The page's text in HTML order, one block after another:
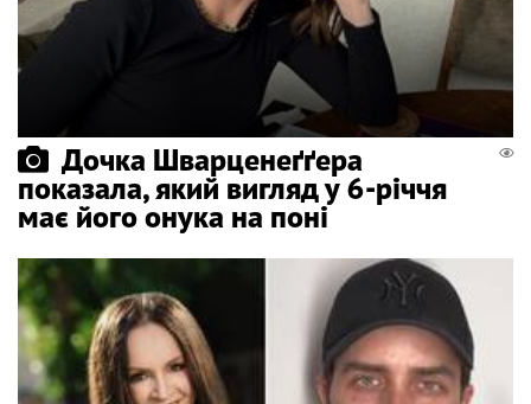
Дочка Шварценеґґера
показала, який вигляд у 6-річчя
має його онука на поні